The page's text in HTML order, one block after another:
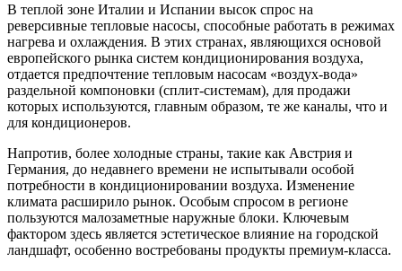
В теплой зоне Италии и Испании высок спрос на
реверсивные тепловые насосы, способные работать в режимах
нагрева и охлаждения. В этих странах, являющихся основой
европейского рынка систем кондиционирования воздуха,
отдается предпочтение тепловым насосам «воздух-вода»
раздельной компоновки (сплит-системам), для продажи
которых используются, главным образом, те же каналы, что и
для кондиционеров.
Напротив, более холодные страны, такие как Австрия и
Германия, до недавнего времени не испытывали особой
потребности в кондиционировании воздуха. Изменение
климата расширило рынок. Особым спросом в регионе
пользуются малозаметные наружные блоки. Ключевым
фактором здесь является эстетическое влияние на городской
ландшафт, особенно востребованы продукты премиум-класса.